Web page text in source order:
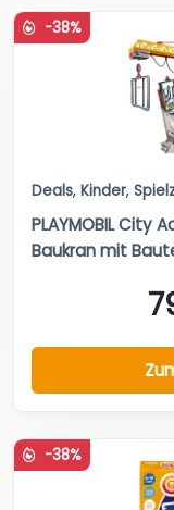
-38%
Deals, Kinder,
PLAYMOBIL City
Baukran mit
-38%